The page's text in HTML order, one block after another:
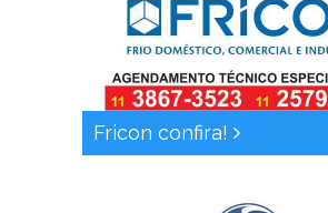
Fricon confira!